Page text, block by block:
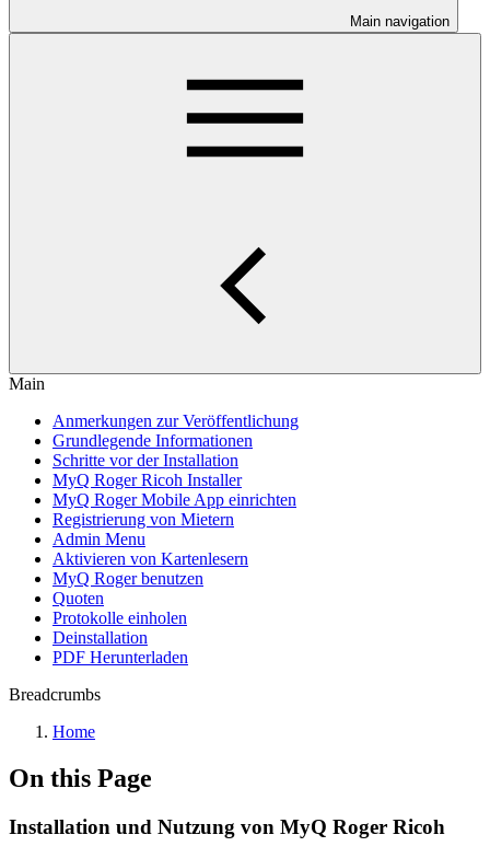
Main navigation
Main
Anmerkungen zur Veröffentlichung
Grundlegende Informationen
Schritte vor der Installation
MyQ Roger Ricoh Installer
MyQ Roger Mobile App einrichten
Registrierung von Mietern
Admin Menu
Aktivieren von Kartenlesern
MyQ Roger benutzen
Quoten
Protokolle einholen
Deinstallation
PDF Herunterladen
Breadcrumbs
Home
On this Page
Installation und Nutzung von MyQ Roger Ricoh